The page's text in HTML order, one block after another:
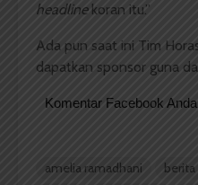
headlinekoran itu.”
Ada pun saat ini Tim
dapatkan sponsor guna
Komentar Facebook Anda
amelia ramadhani berita